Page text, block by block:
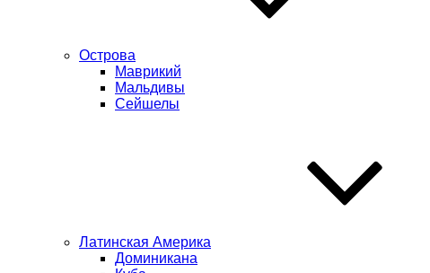
Острова
Маврикий
Мальдивы
Сейшелы
Латинская Америка
Доминикана